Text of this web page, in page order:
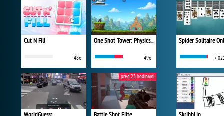
Cut N Fill
48x
One Shot Tower: Physics Destroyer
49x
WorldGuessr Battle Shot Elite
před 23 hodinami
Spider Solitaire
7
Skribbl.io